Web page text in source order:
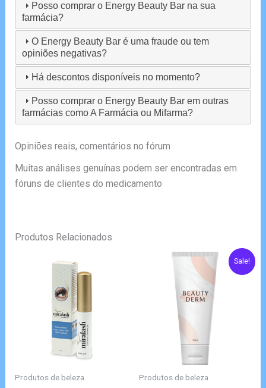
Posso comprar o Energy Beauty Bar na sua
farmácia?
O Energy Beauty Bar é uma fraude ou tem
opiniões negativas?
Há descontos disponíveis no momento?
Posso comprar o Energy Beauty Bar em outras
farmácias como A Farmácia ou Mifarma?
Opiniões reais, comentários no fórum
Muitas análises genuínas podem ser encontradas em
fóruns de clientes do medicamento
Produtos Relacionados
Produtos de beleza
Sale!
Produtos de beleza